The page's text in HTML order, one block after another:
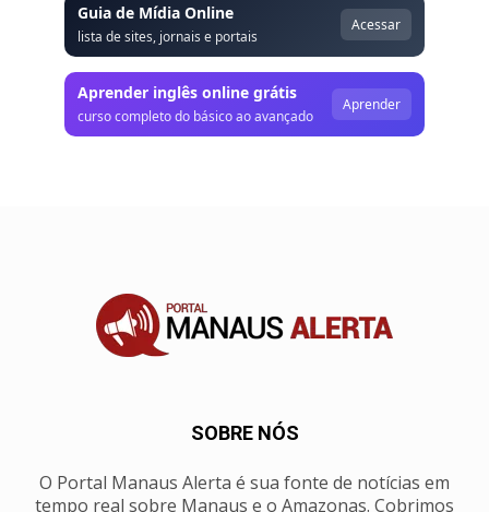
Guia de Mídia Online
lista de sites, jornais e portais
Acessar
Aprender inglês online grátis
curso completo do básico ao avançado
Aprender
SOBRE NÓS
O Portal Manaus Alerta é sua fonte de notícias em
tempo real sobre Manaus e o Amazonas. Cobrimos